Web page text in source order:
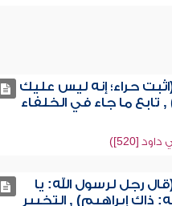
حراء؛ إنه ليس عليك
تابع ما جاء في الخلفاء
[520])
رجل لرسول الله: يا
ذاك إبراهيم) , التخيير